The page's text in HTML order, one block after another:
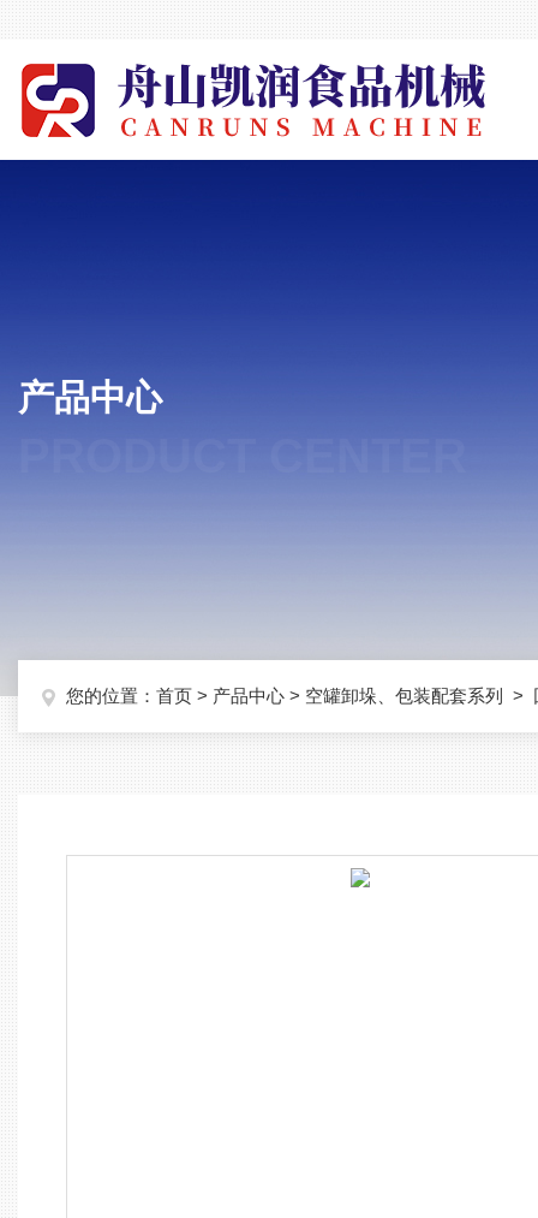
产品中心
您的位置： 首页 > 产品中心 > 空罐卸垛、包装配套系列 >